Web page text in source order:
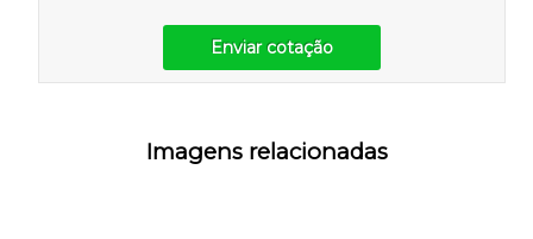
Enviar cotação
Imagens relacionadas